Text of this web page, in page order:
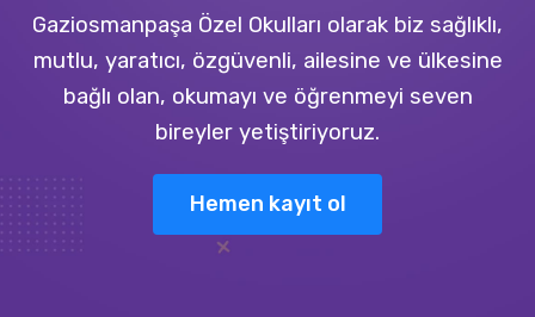
Gaziosmanpaşa Özel Okulları olarak biz sağlıklı,
mutlu, yaratıcı, özgüvenli, ailesine ve ülkesine
bağlı olan, okumayı ve öğrenmeyi seven
bireyler yetiştiriyoruz.
Hemen kayıt ol